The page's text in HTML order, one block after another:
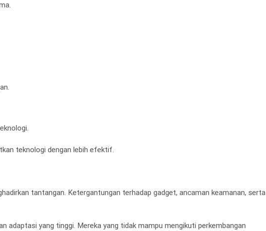
teknologi dengan lebih efektif.
tantangan. Ketergantungan terhadap gadget, ancaman keamanan, serta
adaptasi yang tinggi. Mereka yang tidak mampu mengikuti perkembangan